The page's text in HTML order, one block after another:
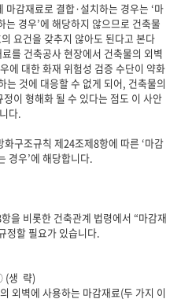
감재료로 결합·설치하는 경우는 ‘마
경우’에 해당하지 않으므로 건축물
요건을 갖추지 않아도 된다고 본다
를 건축공사 현장에서 건축물의 외벽
에 대한 화재 위험성 검증 수단이 약화
는 것에 대응할 수 없게 되어, 건축물의
이 형해화 될 수 있다는 점도 이 사안
다.
경우’에 해당합니다.
정할 필요가 있습니다.
(생  략)